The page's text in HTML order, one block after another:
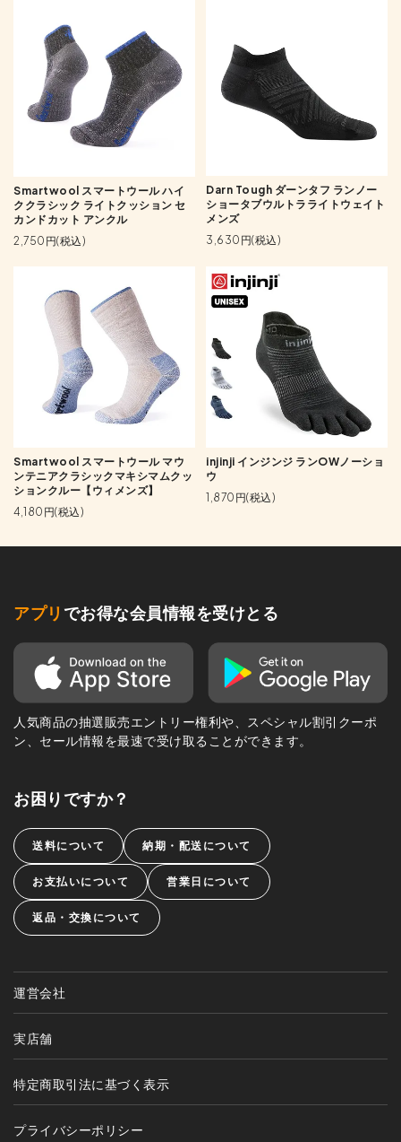
Smartwool スマートウール ハイ
ククラシック ライトクッション セ
カンドカット アンクル
2,750円(税込)
Darn Tough ダーンタフ ランノー
ショータブウルトラライトウェイト
メンズ
3,630円(税込)
Smartwool スマートウール マウ
ンテニアクラシックマキシマムクッ
ションクルー【ウィメンズ】
4,180円(税込)
injinji インジンジ ランOWノーショ
ウ
1,870円(税込)
アプリ でお得な会員情報を受けとる
人気商品の抽選販売エントリー権利や、スペシャル割引クーポ
ン、セール情報を最速で受け取ることができます。
お困りですか？
送料について 納期・配送について
お支払いについて 営業日について
返品・交換について
運営会社
実店舗
特定商取引法に基づく表示
プライバシーポリシー